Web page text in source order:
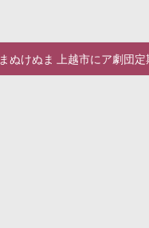
まぬけぬま 上越市にア劇団